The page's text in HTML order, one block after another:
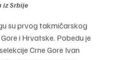
iz Srbije
su prvog takmičarskog
i Hrvatske. Pobedu je
Crne Gore Ivan